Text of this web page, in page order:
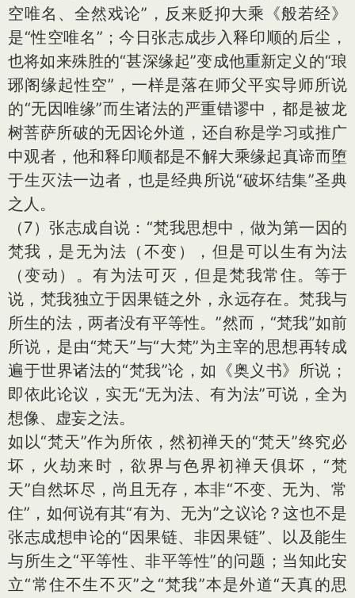
空唯名、全然戏论”，反来贬抑大乘《般若经》
是“性空唯名”；今日张志成步入释印顺的后尘，
也将如来殊胜的“甚深缘起”变成他重新定义的“琅
琊阁缘起性空”，一样是落在师父平实导师所说
的“无因唯缘”而生诸法的严重错谬中，都是被龙
树菩萨所破的无因论外道，还自称是学习或推广
中观者，他和释印顺都是不解大乘缘起真谛而堕
于生灭法一边者，也是经典所说“破坏结集”圣典
之人。
（7）张志成自说：“梵我思想中，做为第一因的
梵我，是无为法（不变），但是可以生有为法
（变动）。有为法可灭，但是梵我常住。等于
说，梵我独立于因果链之外，永远存在。梵我与
所生的法，两者没有平等性。”然而，“梵我”如前
所说，是由“梵天”与“大梵”为主宰的思想再转成
遍于世界诸法的“梵我”论，如《奥义书》所说；
即依此论议，实无“无为法、有为法”可说，全为
想像、虚妄之法。
如以“梵天”作为所依，然初禅天的“梵天”终究必
坏，火劫来时，欲界与色界初禅天俱坏，“梵
天”自然坏尽，尚且无存，本非“不变、无为、常
住”，如何说有其“有为、无为”之议论？这也不是
张志成想申论的“因果链、非因果链”、以及能生
与所生之“平等性、非平等性”的问题；当知此安
立“常住不生不灭”之“梵我”本是外道“天真的思